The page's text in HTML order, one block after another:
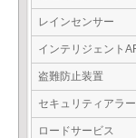
レインセンサー
インテリジェント
盗難防止装置
セキュリティアラ
ロードサービス